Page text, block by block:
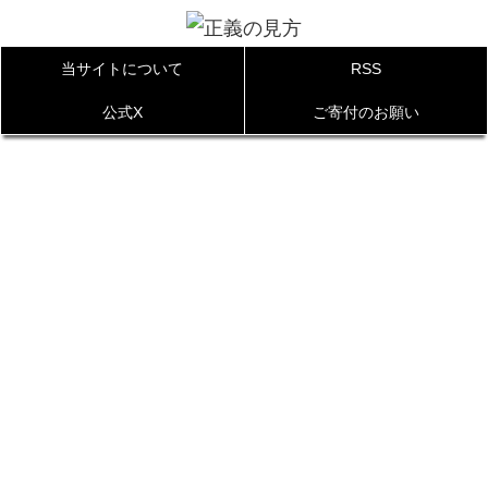
当サイトについて RSS
公式X ご寄付のお願い